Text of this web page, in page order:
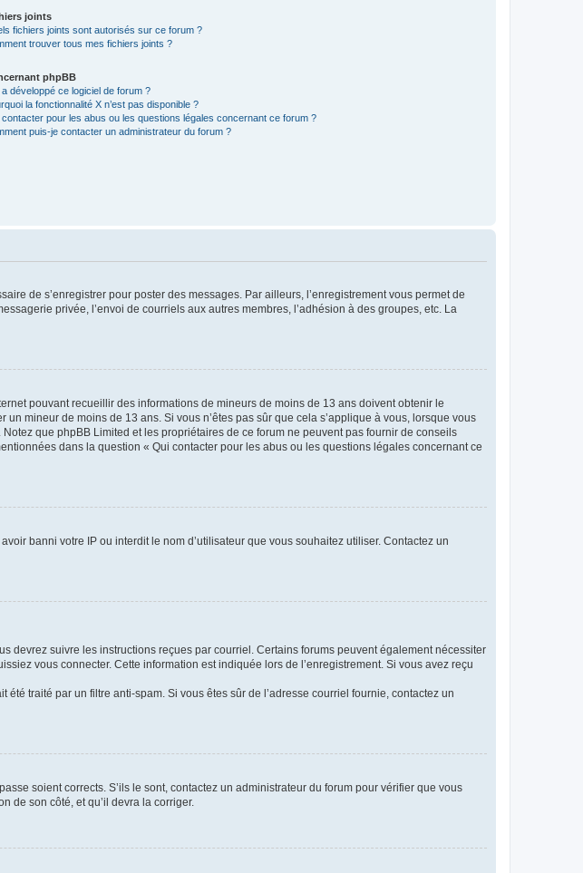
joints
fichiers joints sont autorisés sur ce forum ?
trouver tous mes fichiers joints ?
phpBB
a développé ce logiciel de forum ?
la fonctionnalité X n’est pas disponible ?
contacter pour les abus ou les questions légales concernant ce forum ?
puis-je contacter un administrateur du forum ?
de s’enregistrer pour poster des messages. Par ailleurs, l’enregistrement vous permet de
privée, l’envoi de courriels aux autres membres, l’adhésion à des groupes, etc. La
pouvant recueillir des informations de mineurs de moins de 13 ans doivent obtenir le
mineur de moins de 13 ans. Si vous n’êtes pas sûr que cela s’applique à vous, lorsque vous
que phpBB Limited et les propriétaires de ce forum ne peuvent pas fournir de conseils
dans la question « Qui contacter pour les abus ou les questions légales concernant ce
banni votre IP ou interdit le nom d’utilisateur que vous souhaitez utiliser. Contactez un
devrez suivre les instructions reçues par courriel. Certains forums peuvent également nécessiter
vous connecter. Cette information est indiquée lors de l’enregistrement. Si vous avez reçu
traité par un filtre anti-spam. Si vous êtes sûr de l’adresse courriel fournie, contactez un
soient corrects. S’ils le sont, contactez un administrateur du forum pour vérifier que vous
de son côté, et qu’il devra la corriger.